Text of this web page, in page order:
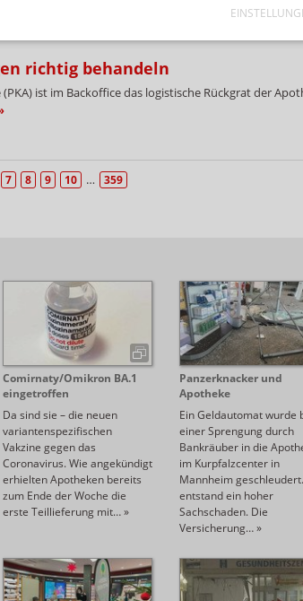
richtig behandeln
ist im Backoffice das logistische Rückgrat der
7 8 9 10 … 359
Comirnaty/Omikron BA.1
eingetroffen
Da sind sie – die neuen
variantenspezifischen
Vakzine gegen das
Coronavirus. Wie angekündigt
erhielten Apotheken bereits
zum Ende der Woche die
erste Teillieferung mit…»
Panzerknacker und
Apotheke
Ein Geldautomat wurde
einer Sprengung durch
Bankräuber in die
im Kurpfalzcenter in
Mannheim
entstand ein hoher
Sachschaden. Die
Versicherung…»